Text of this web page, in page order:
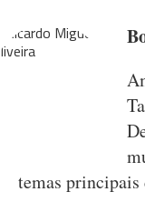
temas principais